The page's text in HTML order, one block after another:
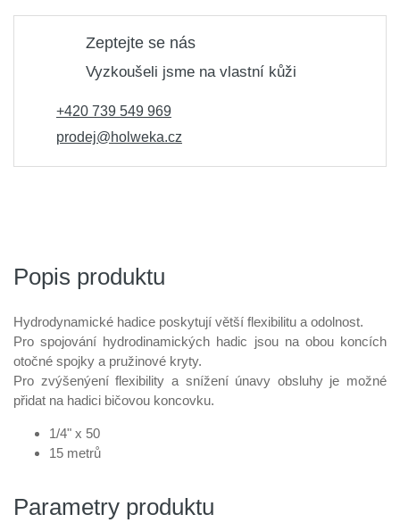
Zeptejte se nás
Vyzkoušeli jsme na vlastní kůži
+420 739 549 969
prodej@holweka.cz
Popis produktu
Hydrodynamické hadice poskytují větší flexibilitu a odolnost.
Pro spojování hydrodinamických hadic jsou na obou koncích
otočné spojky a pružinové kryty.
Pro zvýšenýení flexibility a snížení únavy obsluhy je možné
přidat na hadici bičovou koncovku.
1/4" x 50
15 metrů
Parametry produktu